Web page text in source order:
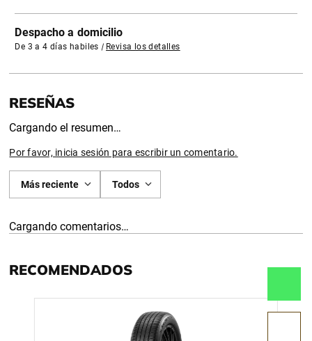
Despacho a domicilio
De 3 a 4 días habiles | Revisa los detalles
Cargando el resumen…
Por favor, inicia sesión para escribir un comentario.
Más reciente Todos
Cargando comentarios…
RECOMENDADOS